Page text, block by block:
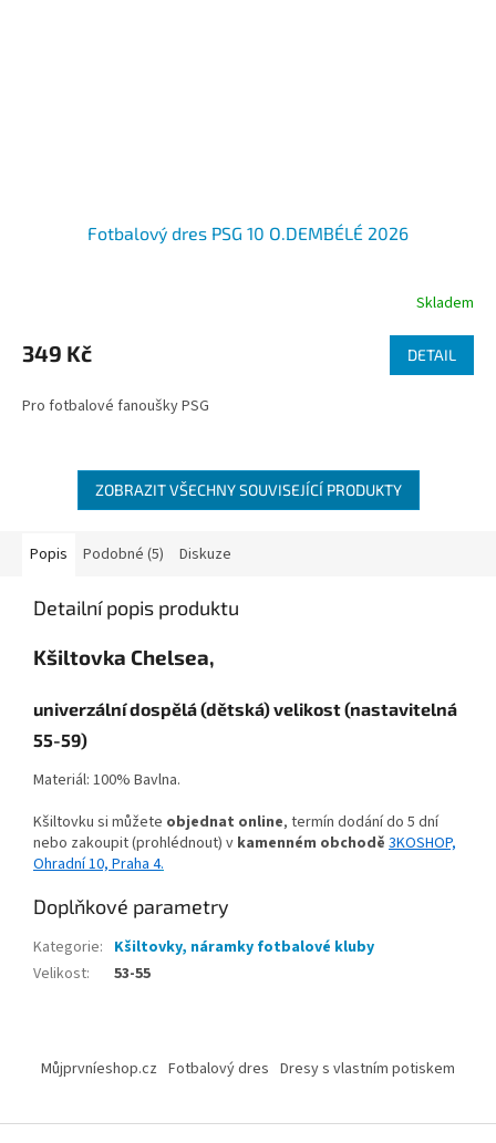
Fotbalový dres PSG 10 O.DEMBÉLÉ 2026
produktu
je
z
Skladem
349 Kč DETAIL
Pro fotbalové fanoušky PSG
ZOBRAZIT VŠECHNY SOUVISEJÍCÍ PRODUKTY
Popis Podobné (5) Diskuze
Detailní popis produktu
Kšiltovka Chelsea,
univerzální dospělá (dětská) velikost (nastavitelná
55-59)
Materiál: 100% Bavlna.
Kšiltovku si můžete objednat online, termín dodání do 5 dní
nebo zakoupit (prohlédnout) v kamenném obchodě 3KOSHOP,
Ohradní 10, Praha 4.
Doplňkové parametry
Kategorie: Kšiltovky, náramky fotbalové kluby
Velikost: 53-55
Můjprvníeshop.cz Fotbalový dres Dresy s vlastním potiskem